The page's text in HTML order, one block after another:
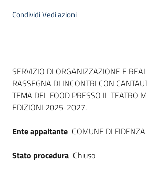
CondividiVedi azioni
Dati del bando
SERVIZIO DI ORGANIZZAZIONE E
RASSEGNA DI INCONTRI CON
TEMA DEL FOOD PRESSO IL TEATRO
EDIZIONI 2025-2027.
Ente appaltante COMUNE DI FIDENZA
Stato procedura Chiuso